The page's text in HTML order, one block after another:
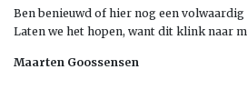
Ben benieuwd of hier nog een
Laten we het hopen, want dit klink naar
Maarten Goossensen